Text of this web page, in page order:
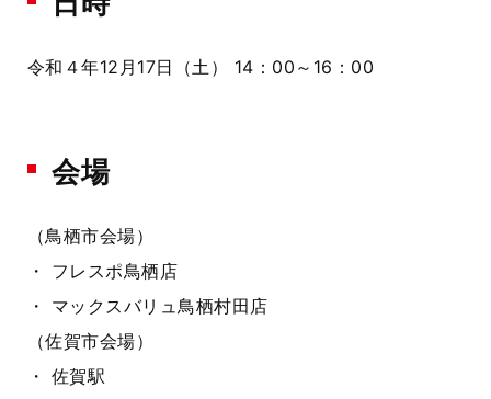
令和４年12月17日（土） 14：00～16：00
会場
（鳥栖市会場）
・ フレスポ鳥栖店
・ マックスバリュ鳥栖村田店
（佐賀市会場）
・ 佐賀駅